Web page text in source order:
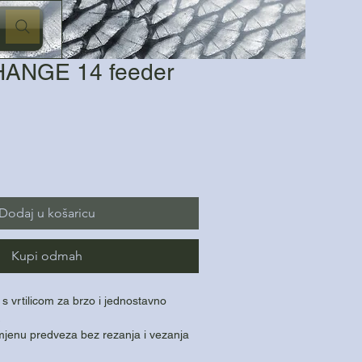
14 feeder
Dodaj u košaricu
Kupi odmah
vrtilicom za brzo i jednostavno
predveza bez rezanja i vezanja